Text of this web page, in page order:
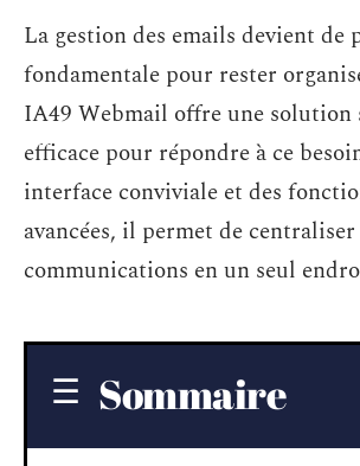
La gestion des emails devient de
fondamentale pour rester
IA49 Webmail offre une solution
efficace pour répondre à ce
interface conviviale et des
avancées, il permet de
communications en un seul
Sommaire